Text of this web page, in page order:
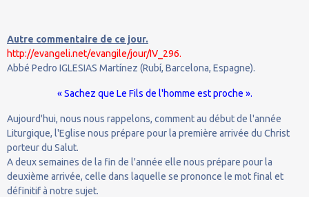
Autre commentaire de ce jour.
http://evangeli.net/evangile/jour/IV_296.
Abbé Pedro IGLESIAS Martínez (Rubí, Barcelona, Espagne).
« Sachez que Le Fils de l'homme est proche ».
Aujourd'hui, nous nous rappelons, comment au début de l'année
Liturgique, l'Eglise nous prépare pour la première arrivée du Christ
porteur du Salut.
A deux semaines de la fin de l'année elle nous prépare pour la
deuxième arrivée, celle dans laquelle se prononce le mot final et
définitif à notre sujet.